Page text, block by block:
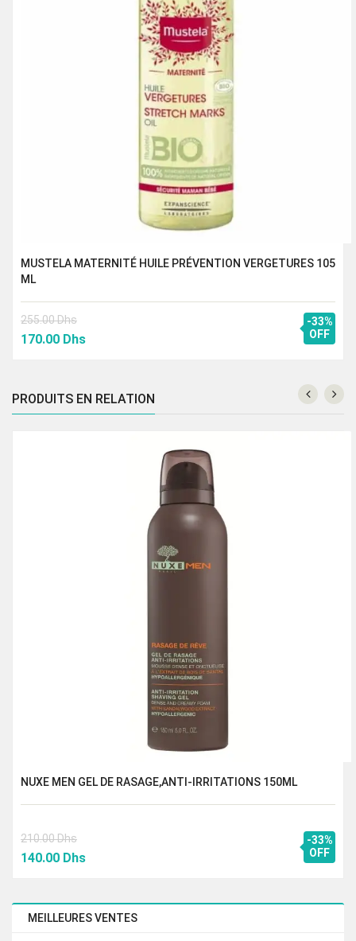
MEILLEURES VENTES
MUSTELA MATERNITÉ HUILE PRÉVENTION VERGETURES 105
ML
255.00Dhs
Le
était :
255.00 Dhs.
170.00 DhsLe
est :
170.00 Dhs.
-33%
OFF
PRODUITS EN RELATION
NUXE MEN GEL DE RASAGE,ANTI-IRRITATIONS 150ML
210.00Dhs
Le
était :
140.00 DhsLe
est :
-33%
OFF